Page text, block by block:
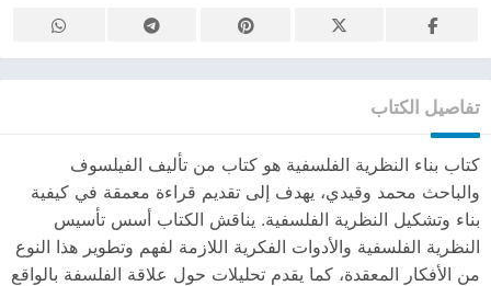
تفاصيل الكتاب
كتاب بناء النظرية الفلسفية هو كتاب من تأليف الفيلسوف
والباحث محمد وقيدي، يهدف إلى تقديم قراءة معمقة في كيفية
بناء وتشكيل النظرية الفلسفية. يناقش الكتاب أسس تأسيس
النظرية الفلسفية والأدوات الفكرية اللازمة لفهم وتطوير هذا النوع
من الأفكار المعقدة، كما يقدم تحليلات حول علاقة الفلسفة بالواقع